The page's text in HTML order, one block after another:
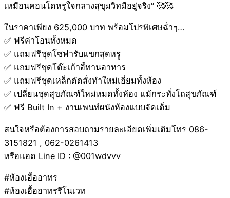
เหมือนคอนโดหรูใจกลางสุขุมวิทมีอยู่จริง“ 🥰🥰
ในราคาเพียง 625,000 บาท พร้อมโปรพิเศษฉ่ำๆ…
✅ ฟรีค่าโอนทั้งหมด
✅ แถมฟรีชุดโซฟารับแขกสุดหรู
✅ แถมฟรีชุดโต๊ะเก้าอี้ทานอาหาร
✅ แถมฟรีชุดเหล็กดัดสั่งทำใหม่เอี่ยมทั้งห้อง
✅ เปลี่ยนชุดสุขภัณฑ์ใหม่หมดทั้งห้อง แม้กระทั่งโถสุขภัณฑ์
✅ ฟรี Built In + งานเพนท์ผนังห้องแบบจัดเต็ม
สนใจหรือต้องการสอบถามรายละเอียดเพิ่มเติมโทร 086-
3151821 , 062-0261413
หรือแอด Line ID : @001wdvvv
#ห้องเอื้ออาทร
#ห้องเอื้ออาทรรีโนเวท